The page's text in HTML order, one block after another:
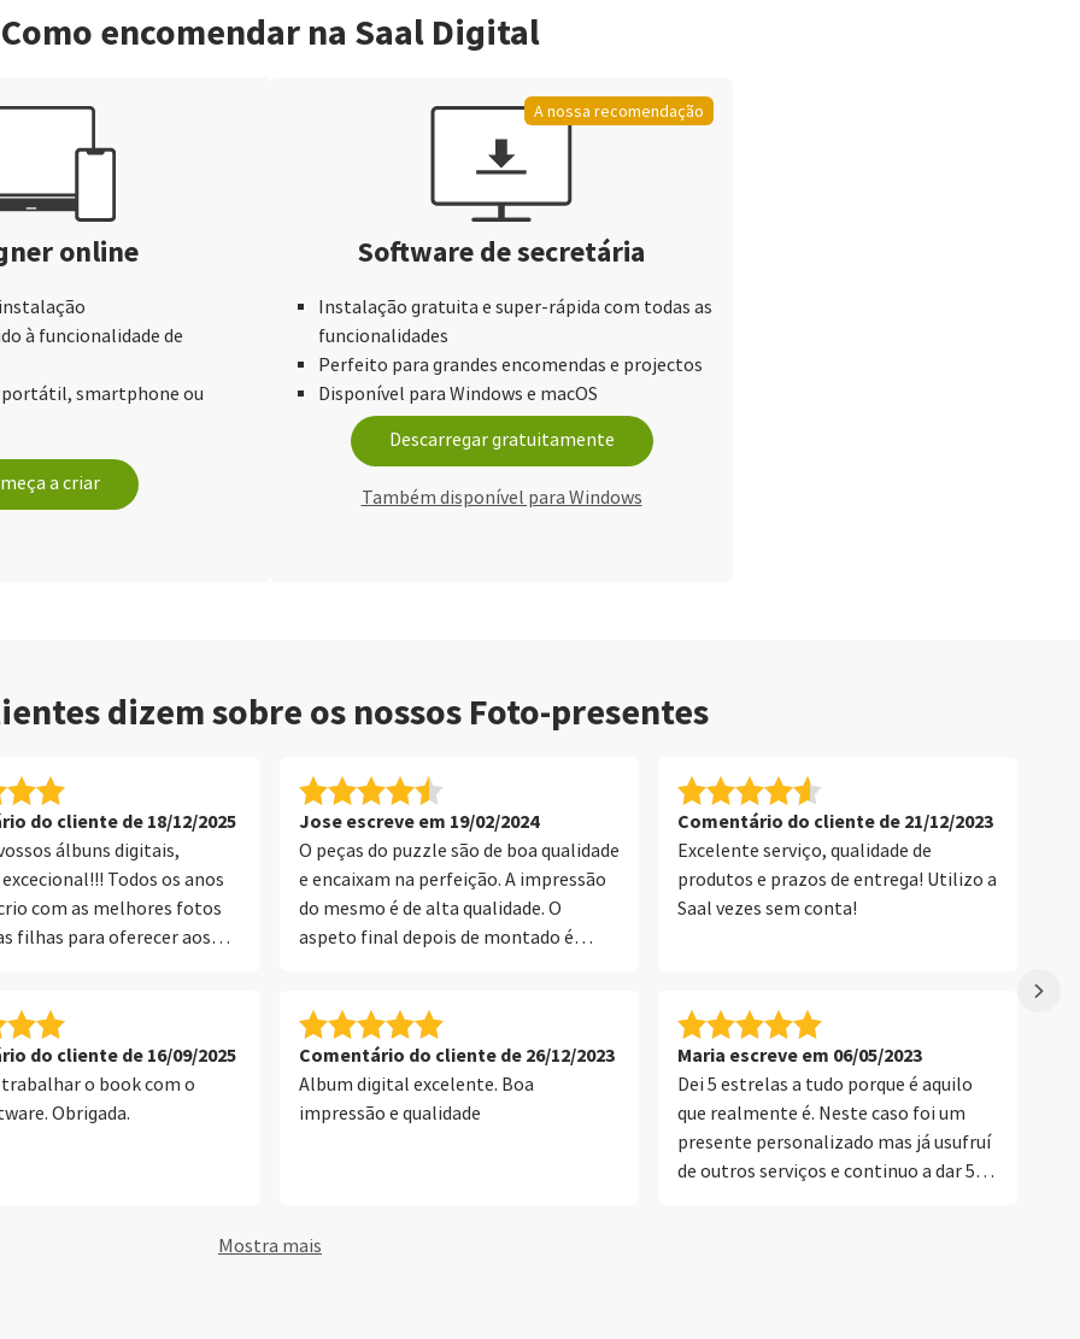
Como encomendar na Saal Digital
online
à funcionalidade de
portátil, smartphone ou
a criar
A nossa recomendação
Software de secretária
Instalação gratuita e super-rápida com todas as
funcionalidades
Perfeito para grandes encomendas e projectos
Disponível para Windows e macOS
Descarregar gratuitamente
Também disponível para Windows
dizem sobre os nossos Foto-presentes
do cliente de 18/12/2025
álbuns digitais,
Todos os anos
com as melhores fotos
filhas para oferecer aos
do cliente de 16/09/2025
o book com o
Obrigada.
Jose escreve em 19/02/2024
O peças do puzzle são de boa qualidade
e encaixam na perfeição. A impressão
do mesmo é de alta qualidade. O
aspeto final depois de montado é
mesmo tem uma qualidade aceitável
para guardar as peças. O primeiro
envio extraviou-se pelo que tive de
pedir nova produção.
Comentário do cliente de 26/12/2023
Album digital excelente. Boa
impressão e qualidade
Comentário do cliente de 21/12/2023
Excelente serviço, qualidade de
produtos e prazos de entrega! Utilizo a
Saal vezes sem conta!
Maria escreve em 06/05/2023
Dei 5 estrelas a tudo porque é aquilo
que realmente é. Neste caso foi um
presente personalizado mas já usufruí
de outros serviços e continuo a dar 5
Mostra mais